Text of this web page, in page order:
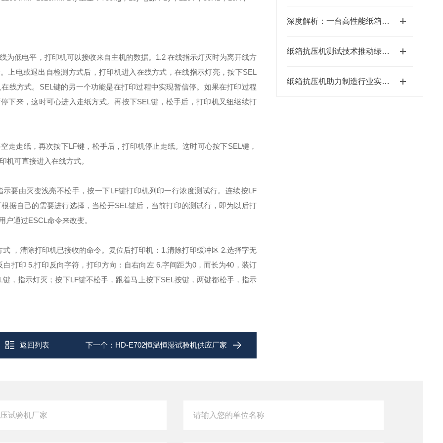
深度解析：一台高性能纸箱抗压试验机如何为企业节省巨额包装成本
纸箱抗压机测试技术推动绿色环保包装领域发展
纸箱抗压机助力制造行业实现产品安全运输
为低电平，打印机可以接收来自主机的数据。 1.2 在线指示灯灭时为离开线方
上电或退出自检测方式后，打印机进入在线方式，在线指示灯亮，按下SEL
线方式。 SEL键的另一个功能是在打印过程中实现暂信停。如果在打印过程
下来，这时可心进入走纸方式。再按下SEL键，松手后，打印机又纽继续打
走走纸，再次按下LF键，松手后，打印机停止走纸。这时可心按下SEL键，
机可直接进入在线方式。
要由灭变浅亮不松手，按一下LF键打印机列印一行浓度测试行。连续按LF
据自己的需要进行选择，当松开SEL键后，当前打印的测试行，即为以后打
通过ESCL命令来改变。
，清除打印机已接收的命令。复位后打印机：1.清除打印缓冲区 2.选择字无
打印 5.打印反向字符，打印方向：自右向左 6.字间距为0，而长为40，装订
，指示灯灭；按下LF键不松手，跟着马上按下SEL按键，两键都松手，指示
返回列表 下一个： HD-E702恒温恒湿试验机供应厂家